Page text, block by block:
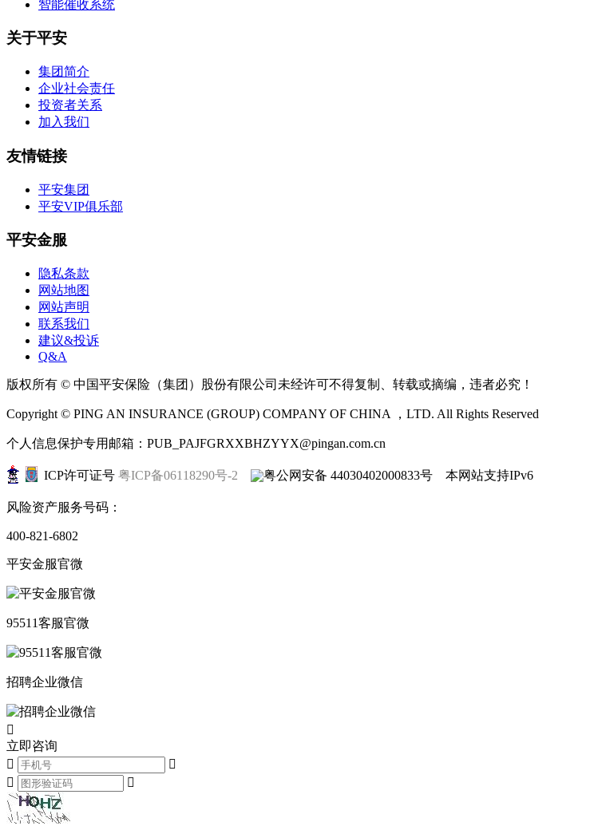
智能催收系统
关于平安
集团简介
企业社会责任
投资者关系
加入我们
友情链接
平安集团
平安VIP俱乐部
平安金服
隐私条款
网站地图
网站声明
联系我们
建议&投诉
Q&A
版权所有 © 中国平安保险（集团）股份有限公司未经许可不得复制、转载或摘编，违者必究！
Copyright © PING AN INSURANCE (GROUP) COMPANY OF CHINA ，LTD. All Rights Reserved
个人信息保护专用邮箱：PUB_PAJFGRXXBHZYYX@pingan.com.cn
ICP许可证号 粤ICP备06118290号-2 粤公网安备 44030402000833号 本网站支持IPv6
风险资产服务号码：
400-821-6802
平安金服官微
95511客服官微
招聘企业微信

立即咨询



